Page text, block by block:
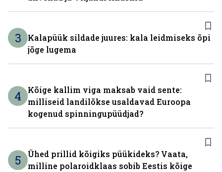
3
Kalapüük sildade juures: kala leidmiseks õpi
jõge lugema
4
Kõige kallim viga maksab vaid sente:
milliseid landilõkse usaldavad Euroopa
kogenud spinningupüüdjad?
5
Ühed prillid kõigiks püükideks? Vaata,
milline polaroidklaas sobib Eestis kõige